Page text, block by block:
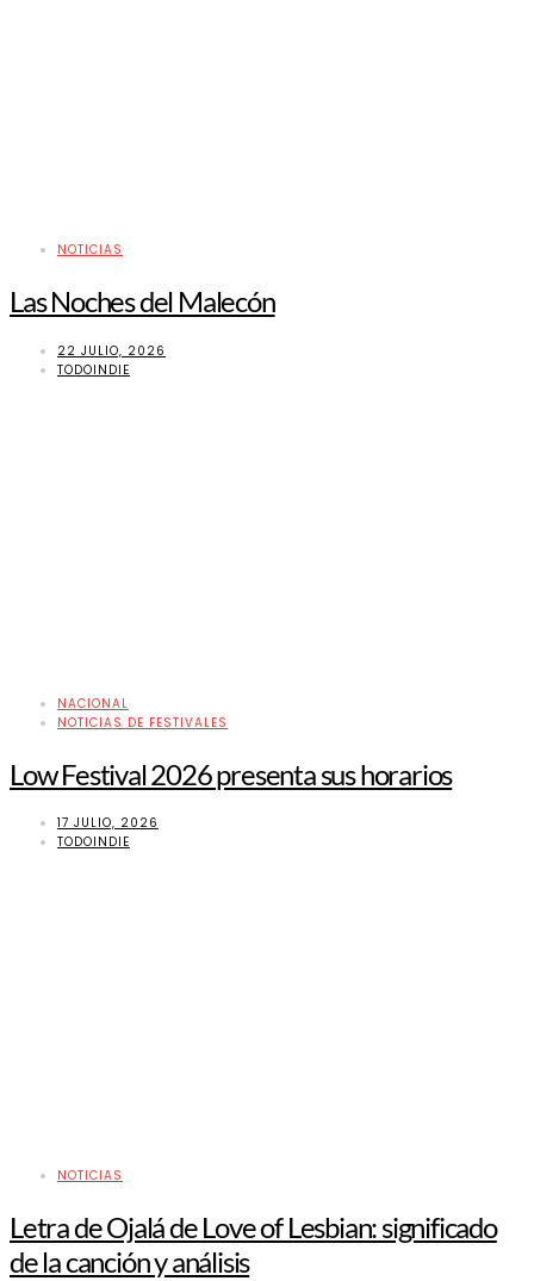
NOTICIAS
Las Noches del Malecón
22 JULIO, 2026
TODOINDIE
NACIONAL
NOTICIAS DE FESTIVALES
Low Festival 2026 presenta sus horarios
17 JULIO, 2026
TODOINDIE
NOTICIAS
Letra de Ojalá de Love of Lesbian: significado
de la canción y análisis